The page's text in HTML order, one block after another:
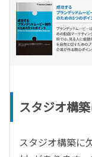
スタジオ構
スタジオ構築に